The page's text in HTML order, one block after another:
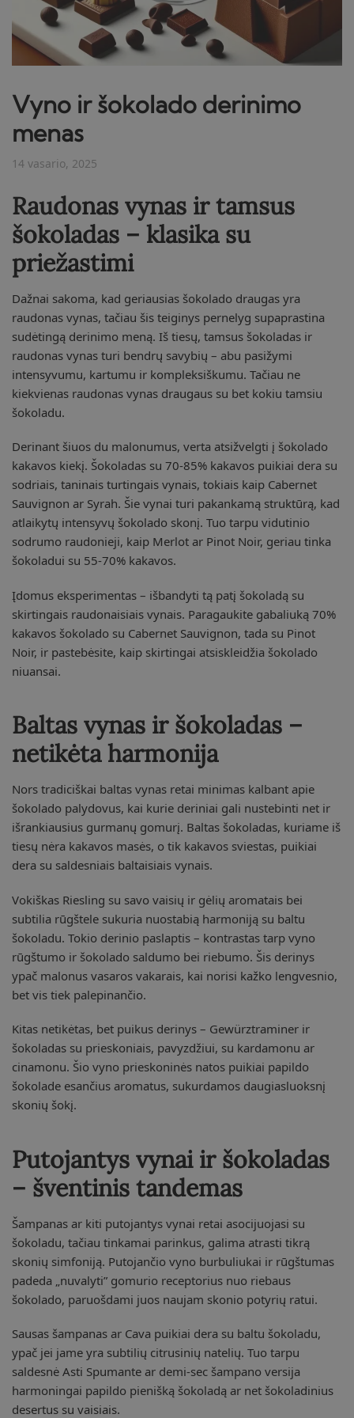
Vyno ir šokolado derinimo
menas
14 vasario, 2025
Raudonas vynas ir tamsus
šokoladas – klasika su
priežastimi
Dažnai sakoma, kad geriausias šokolado draugas yra
raudonas vynas, tačiau šis teiginys pernelyg supaprastina
sudėtingą derinimo meną. Iš tiesų, tamsus šokoladas ir
raudonas vynas turi bendrų savybių – abu pasižymi
intensyvumu, kartumu ir kompleksiškumu. Tačiau ne
kiekvienas raudonas vynas draugaus su bet kokiu tamsiu
šokoladu.
Derinant šiuos du malonumus, verta atsižvelgti į šokolado
kakavos kiekį. Šokoladas su 70-85% kakavos puikiai dera su
sodriais, taninais turtingais vynais, tokiais kaip Cabernet
Sauvignon ar Syrah. Šie vynai turi pakankamą struktūrą, kad
atlaikytų intensyvų šokolado skonį. Tuo tarpu vidutinio
sodrumo raudonieji, kaip Merlot ar Pinot Noir, geriau tinka
šokoladui su 55-70% kakavos.
Įdomus eksperimentas – išbandyti tą patį šokoladą su
skirtingais raudonaisiais vynais. Paragaukite gabaliuką 70%
kakavos šokolado su Cabernet Sauvignon, tada su Pinot
Noir, ir pastebėsite, kaip skirtingai atsiskleidžia šokolado
niuansai.
Baltas vynas ir šokoladas –
netikėta harmonija
Nors tradiciškai baltas vynas retai minimas kalbant apie
šokolado palydovus, kai kurie deriniai gali nustebinti net ir
išrankiausius gurmanų gomurį. Baltas šokoladas, kuriame iš
tiesų nėra kakavos masės, o tik kakavos sviestas, puikiai
dera su saldesniais baltaisiais vynais.
Vokiškas Riesling su savo vaisių ir gėlių aromatais bei
subtilia rūgštele sukuria nuostabią harmoniją su baltu
šokoladu. Tokio derinio paslaptis – kontrastas tarp vyno
rūgštumo ir šokolado saldumo bei riebumo. Šis derinys
ypač malonus vasaros vakarais, kai norisi kažko lengvesnio,
bet vis tiek palepinančio.
Kitas netikėtas, bet puikus derinys – Gewürztraminer ir
šokoladas su prieskoniais, pavyzdžiui, su kardamonu ar
cinamonu. Šio vyno prieskoninės natos puikiai papildo
šokolade esančius aromatus, sukurdamos daugiasluoksnį
skonių šokį.
Putojantys vynai ir šokoladas
– šventinis tandemas
Šampanas ar kiti putojantys vynai retai asocijuojasi su
šokoladu, tačiau tinkamai parinkus, galima atrasti tikrą
skonių simfoniją. Putojančio vyno burbuliukai ir rūgštumas
padeda „nuvalyti” gomurio receptorius nuo riebaus
šokolado, paruošdami juos naujam skonio potyrių ratui.
Sausas šampanas ar Cava puikiai dera su baltu šokoladu,
ypač jei jame yra subtilių citrusinių natelių. Tuo tarpu
saldesnė Asti Spumante ar demi-sec šampano versija
harmoningai papildo pienišką šokoladą ar net šokoladinius
desertus su vaisiais.